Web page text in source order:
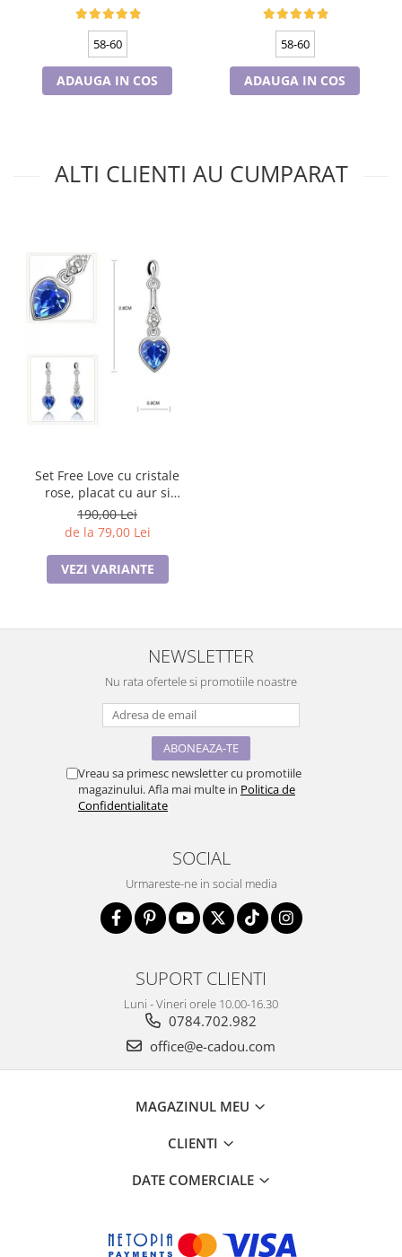
58-60
ADAUGA IN COS
58-60
ADAUGA IN COS
ALTI CLIENTI AU CUMPARAT
Set Free Love cu cristale
rose, placat cu aur si
garantie 6 luni
190,00 Lei
de la 79,00 Lei
VEZI VARIANTE
NEWSLETTER
Nu rata ofertele si promotiile noastre
Vreau sa primesc newsletter cu promotiile
magazinului. Afla mai multe in Politica de
Confidentialitate
SOCIAL
Urmareste-ne in social media
SUPORT CLIENTI
Luni - Vineri orele 10.00-16.30
0784.702.982
office@e-cadou.com
MAGAZINUL MEU
CLIENTI
DATE COMERCIALE